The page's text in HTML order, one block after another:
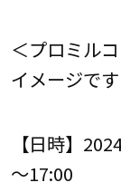
＜プロミル
イメージです
【日時】
～17:00